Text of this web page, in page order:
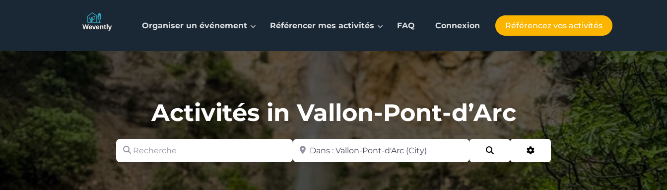
Organiser un événement Référencer mes activités FAQ Connexion Référencez vos activités
Activités in Vallon-Pont-d’Arc
Recherche Zone Advanced Filters